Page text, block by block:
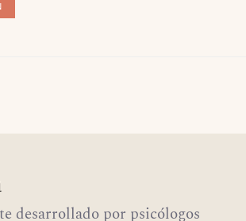
desarrollado por psicólogos